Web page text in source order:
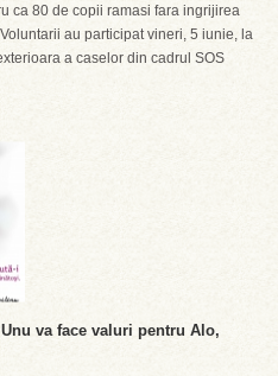
ca 80 de copii ramasi fara ingrijirea
au participat vineri, 5 iunie, la
a caselor din cadrul SOS
va face valuri pentru Alo,